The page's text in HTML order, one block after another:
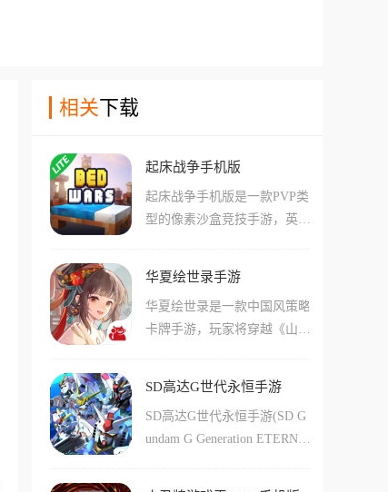
相关下载
起床战争手机版
起床战争手机版是一款PVP类
型的像素沙盒竞技手游，英文
界的基础上创建了全新的玩
法，16名玩家将被分为四个四
人小组，每个小组出生在不同
地和床。只要床存在，玩家就
挖掘岛屿资源与商人交易购买
道具和武器，修建桥梁通往其
华夏绘世录手游
华夏绘世录是一款中国风策略
卡牌手游，玩家将穿越《山河
华夏文明。游戏以模拟、收
集、养成为核心玩法，玩家将
招募李白、武则天、徐霞客等
鸣、开辟丝绸之路等历史事
SD高达G世代永恒手游
SD高达G世代永恒手游(SD G
undam G Generation ETERNA